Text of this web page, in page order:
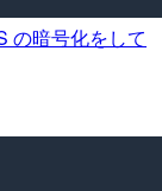
の暗号化をして